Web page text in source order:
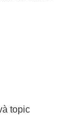
topic